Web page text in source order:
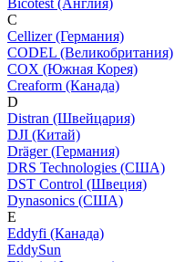
Bicotest (Англия)
C
Cellizer (Германия)
CODEL (Великобритания)
COX (Южная Корея)
Creaform (Канада)
D
Distran (Швейцария)
DJI (Китай)
Dräger (Германия)
DRS Technologies (США)
DST Control (Швеция)
Dynasonics (США)
E
Eddyfi (Канада)
EddySun